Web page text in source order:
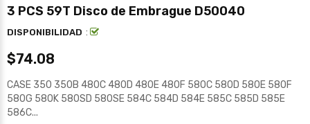
3 PCS 59T Disco de Embrague D50040
DISPONIBILIDAD :
$74.08
CASE 350 350B 480C 480D 480E 480F 580C 580D 580E 580F
580G 580K 580SD 580SE 584C 584D 584E 585C 585D 585E
586C...